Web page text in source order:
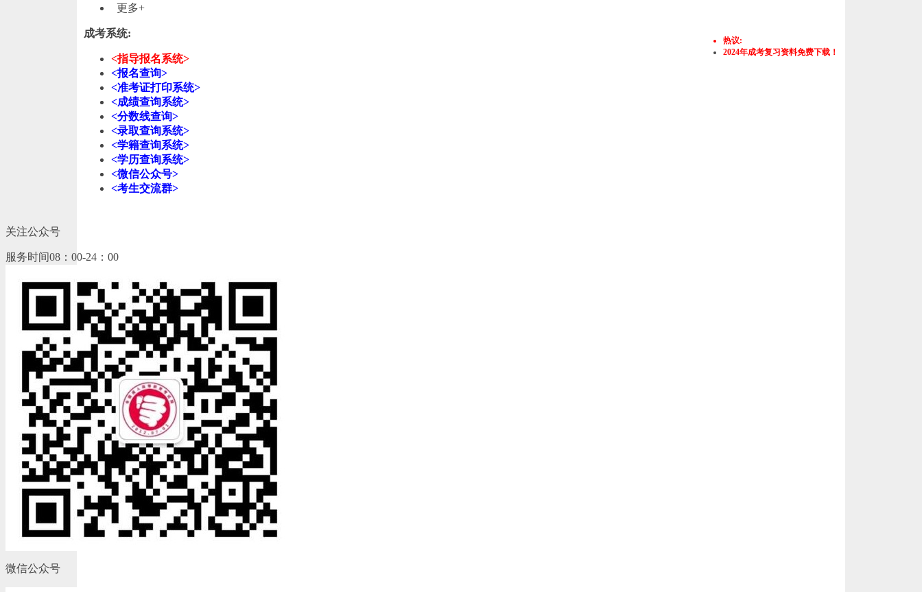
更多+
热议:
2024年成考复习资料免费下载！
成考系统:
<指导报名系统>
<报名查询>
<准考证打印系统>
<成绩查询系统>
<分数线查询>
<录取查询系统>
<学籍查询系统>
<学历查询系统>
<微信公众号>
<考生交流群>
关注公众号
服务时间08：00-24：00
微信公众号